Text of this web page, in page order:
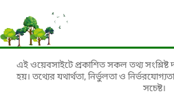
এই ওয়েবসাইটে প্রকাশিত সকল তথ্য সংশ্লিষ্ট
হয়। তথ্যের যথার্থতা, নির্ভুলতা ও
সচেষ্ট।